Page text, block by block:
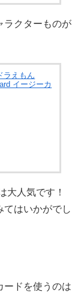
ラクターものが
ラえもん
イージーカ
大人気です！
てはいかがでし
ードを使うのは